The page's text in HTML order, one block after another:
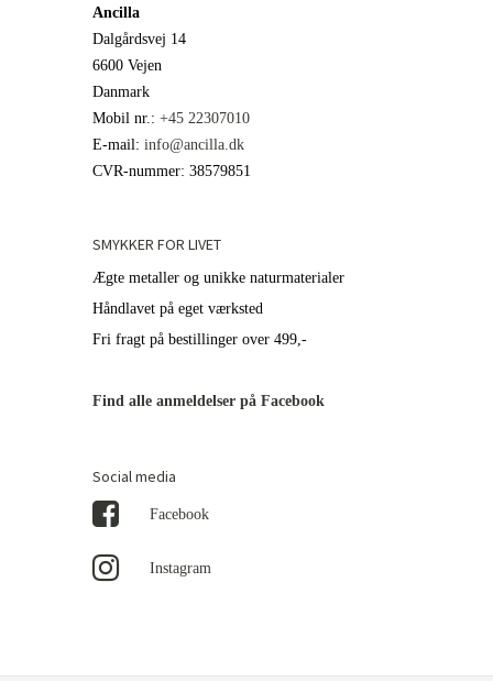
Ancilla
Dalgårdsvej 14
6600 Vejen
Danmark
Mobil nr. : +45 22307010
E-mail : info@ancilla.dk
CVR-nummer: 38579851
SMYKKER FOR LIVET
Ægte metaller og unikke naturmaterialer
Håndlavet på eget værksted
Fri fragt på bestillinger over 499,-
Find alle anmeldelser på Facebook
Social media
Facebook
Instagram